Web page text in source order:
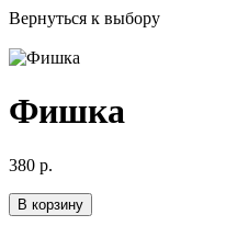
Вернуться к выбору
Фишка
380 р.
В корзину